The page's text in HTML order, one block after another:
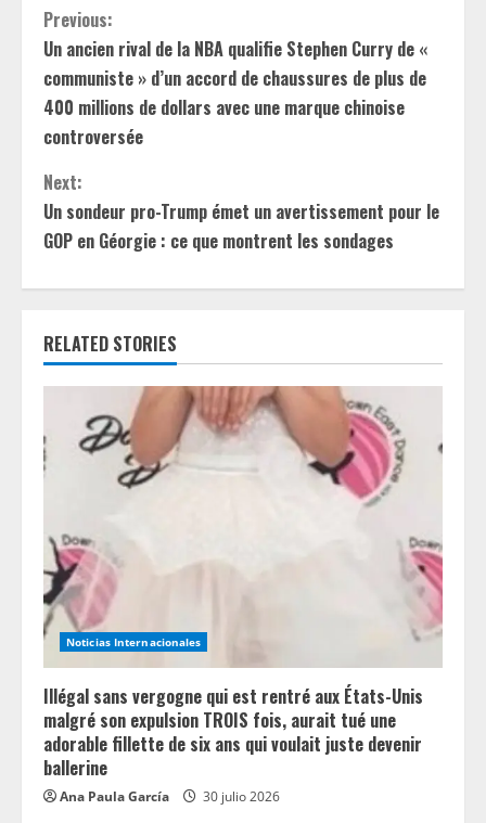
C
o
n
t
i
n
u
e
R
e
a
d
i
n
g
Previous:
Un ancien rival de la NBA qualifie Stephen Curry de «
communiste » d’un accord de chaussures de plus de
400 millions de dollars avec une marque chinoise
controversée
Next:
Un sondeur pro-Trump émet un avertissement pour le
GOP en Géorgie : ce que montrent les sondages
RELATED STORIES
Noticias Internacionales
Illégal sans vergogne qui est rentré aux États-Unis
malgré son expulsion TROIS fois, aurait tué une
adorable fillette de six ans qui voulait juste devenir
ballerine
Ana Paula García 30 julio 2026